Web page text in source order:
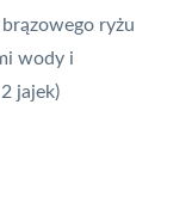
ryżu
wody i
jajek)